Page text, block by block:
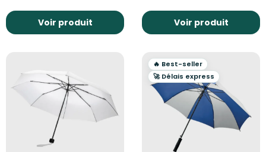
Voir produit Voir produit
🔥 Best-seller
🚀 Délais express